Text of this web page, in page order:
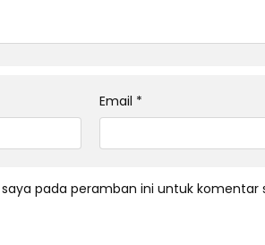
Email *
pada peramban ini untuk komentar